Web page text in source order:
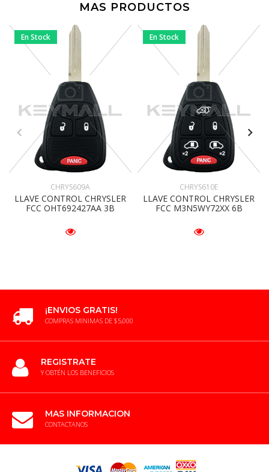
MAS PRODUCTOS
En Stock
CHRYS609A
LLAVE CONTROL CHRYSLER
FCC OHT692427AA 3B
En Stock
CHRYS610E
LLAVE CONTROL CHRYSLER
FCC M3N5WY72XX 6B
¡ENVIOS GRATIS!
COMPRAS MINIMAS DE $5,000
REGISTRATE
Y OBTÉN LOS BENEFICIOS
MAS INFORMACION
CONTACTANOS